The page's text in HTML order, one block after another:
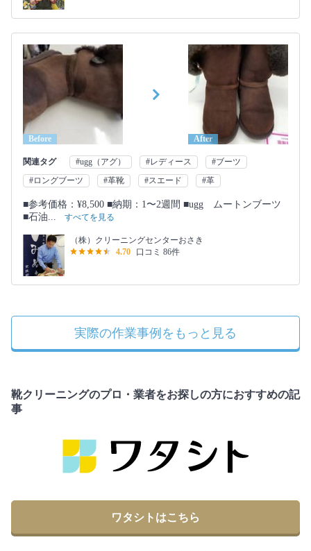
Before After
関連タグ #ugg（アグ） #レディース
#ブーツ
#ロングブーツ
#革靴 #スエード #革
■参考価格：¥8,500 ■納期：1〜2週間 ■ugg ムートンブーツ
■石油...
すべてを見る
（株）クリーニングセンターおさき
4.70
口コミ 86件
実際の作業事例をもっと見る
靴クリーニングのプロ・業者をお探しの方におすすめの記
事
ワタシトはこちら